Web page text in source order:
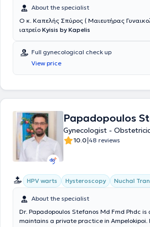
About the specialist
Ο κ. Καπελής Σπύρος ( Μαιευτήρας
ιατρείο Kyisis by Kapelis
Full gynecological check up
View price
Papadopoulos
Gynecologist -
10.0|48 reviews
HPV warts Hysteroscopy Nuchal
About the specialist
Dr. Papadopoulos Stefanos Md Fmd Phdc
maintains a private practice in